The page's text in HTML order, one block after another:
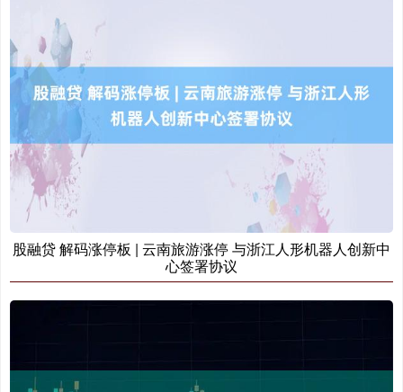
股融贷 解码涨停板 | 云南旅游涨停 与浙江人形机器人创新中
心签署协议